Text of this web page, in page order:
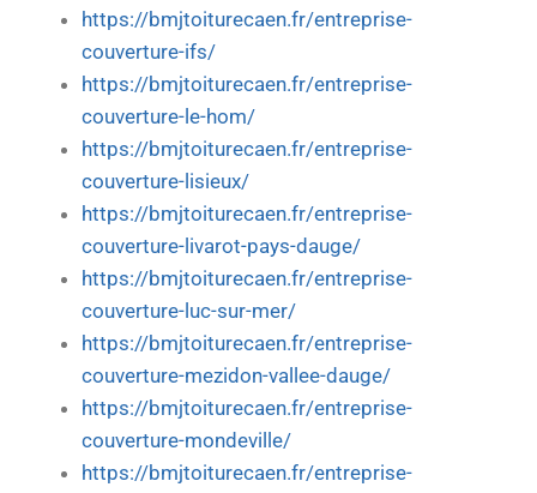
https://bmjtoiturecaen.fr/entreprise-
couverture-ifs/
https://bmjtoiturecaen.fr/entreprise-
couverture-le-hom/
https://bmjtoiturecaen.fr/entreprise-
couverture-lisieux/
https://bmjtoiturecaen.fr/entreprise-
couverture-livarot-pays-dauge/
https://bmjtoiturecaen.fr/entreprise-
couverture-luc-sur-mer/
https://bmjtoiturecaen.fr/entreprise-
couverture-mezidon-vallee-dauge/
https://bmjtoiturecaen.fr/entreprise-
couverture-mondeville/
https://bmjtoiturecaen.fr/entreprise-